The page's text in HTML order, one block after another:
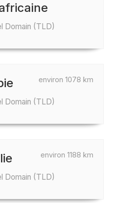
Domain (TLD)
environ 1078 km
Domain (TLD)
environ 1188 km
Domain (TLD)